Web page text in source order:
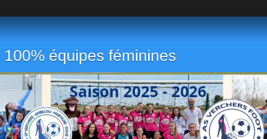
équipes féminines